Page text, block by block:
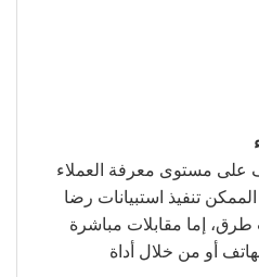
مستوى معرفة العملاء
تنفيذ استبيانات رضا
طرق، إما مقابلات مباشرة
أو من خلال أداة